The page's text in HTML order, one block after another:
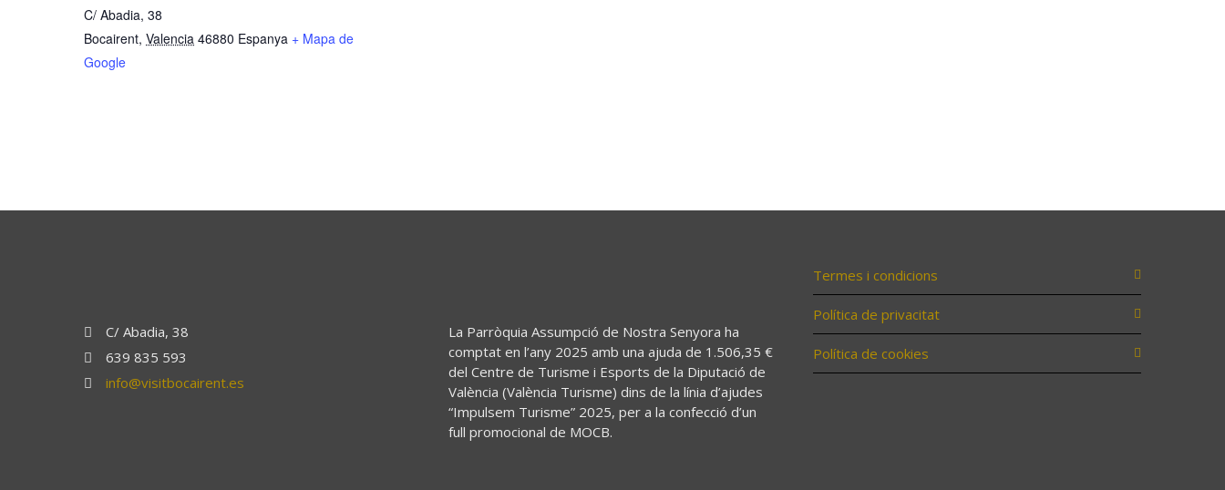
C/ Abadia, 38
Bocairent, Valencia 46880 Espanya + Mapa de
Google
C/ Abadia, 38
639 835 593
info@visitbocairent.es
La Parròquia Assumpció de Nostra Senyora ha
comptat en l’any 2025 amb una ajuda de 1.506,35 €
del Centre de Turisme i Esports de la Diputació de
València (València Turisme) dins de la línia d’ajudes
“Impulsem Turisme” 2025, per a la confecció d’un
full promocional de MOCB.
Termes i condicions
Política de privacitat
Política de cookies